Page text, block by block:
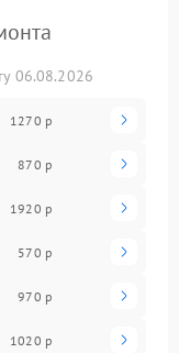
06.08.2026
1270 р
870 р
1920 р
570 р
970 р
1020 р